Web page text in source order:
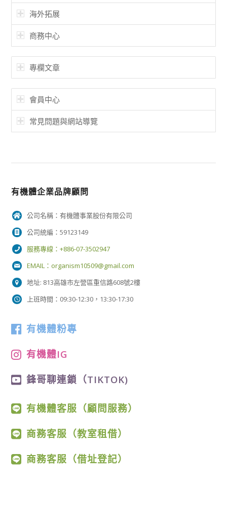
海外拓展
商務中心
專欄文章
會員中心
常見問題與網站導覽
有機體企業品牌顧問
公司名稱：有機體事業股份有限公司
公司統編：59123149
服務專線：+886-07-3502947
EMAIL： organism10509@gmail.com
地址: 813高雄市左營區重信路608號2樓
上班時間：09:30-12:30，13:30-17:30
有機體粉專
有機體IG
鋒哥聊連鎖（TIKTOK)
有機體客服（顧問服務）
商務客服（教室租借）
商務客服（借址登記）